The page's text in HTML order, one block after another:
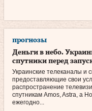
прогнозы
Деньги в небо.
спутники перед
Украинские телеканалы и
предоставляющие свои
распространение
спутникам Amos, Astra, а
ежегодно...